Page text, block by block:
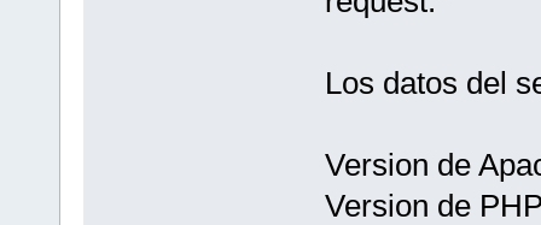
Los datos del
Version de
Version de